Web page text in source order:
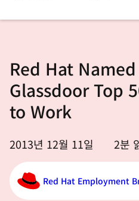
변
Red Hat
Glassdoor Top
to Work
2013년 12월 11일 2분
Red Hat Employment